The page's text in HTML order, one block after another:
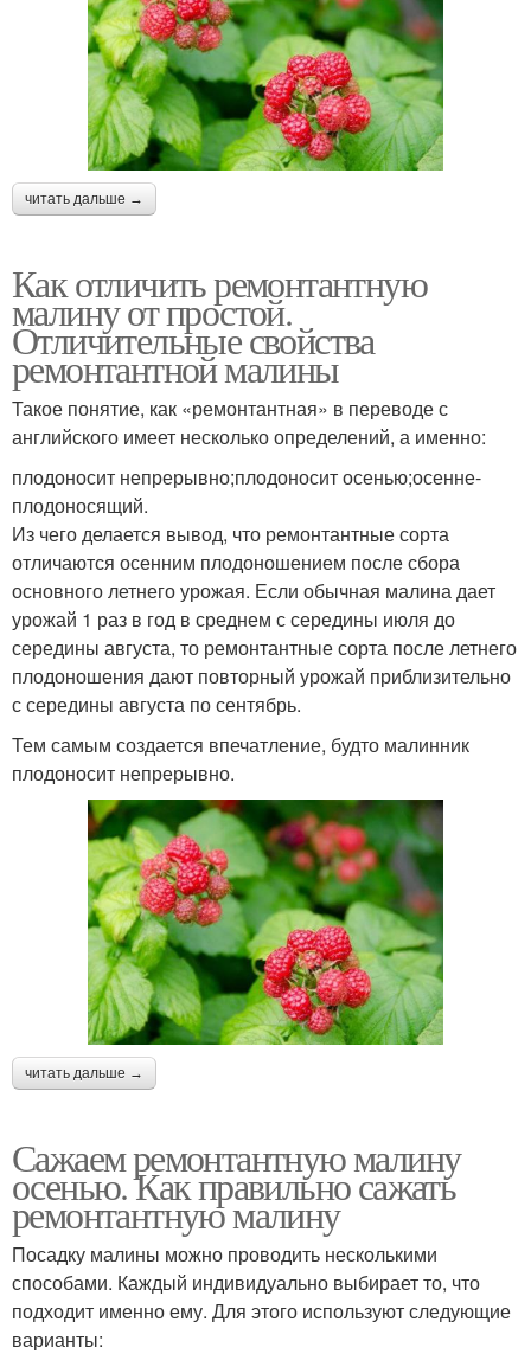
читать дальше →
Как отличить ремонтантную
малину от простой.
Отличительные свойства
ремонтантной малины
Такое понятие, как «ремонтантная» в переводе с
английского имеет несколько определений, а именно:
плодоносит непрерывно;плодоносит осенью;осенне-
плодоносящий.
Из чего делается вывод, что ремонтантные сорта
отличаются осенним плодоношением после сбора
основного летнего урожая. Если обычная малина дает
урожай 1 раз в год в среднем с середины июля до
середины августа, то ремонтантные сорта после летнего
плодоношения дают повторный урожай приблизительно
с середины августа по сентябрь.
Тем самым создается впечатление, будто малинник
плодоносит непрерывно.
читать дальше →
Сажаем ремонтантную малину
осенью. Как правильно сажать
ремонтантную малину
Посадку малины можно проводить несколькими
способами. Каждый индивидуально выбирает то, что
подходит именно ему. Для этого используют следующие
варианты: